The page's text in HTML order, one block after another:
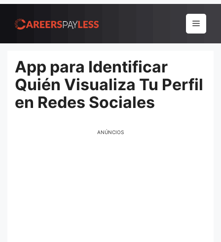
para
conteúdo
Menu
App para Identificar
Quién Visualiza Tu Perfil
en Redes Sociales
ANÚNCIOS